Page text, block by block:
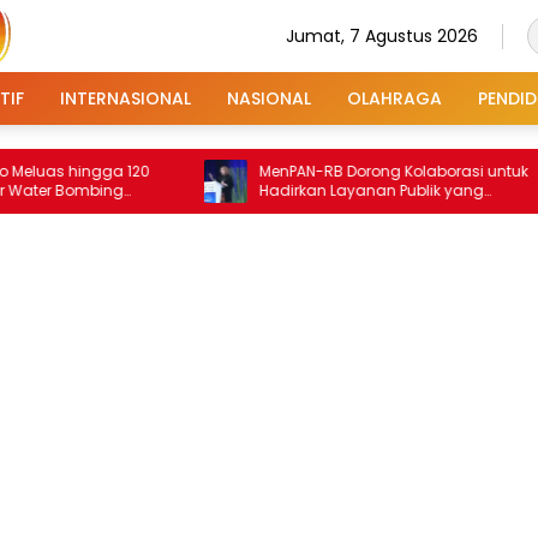
Jumat, 7 Agustus 2026
INTERNASIONAL NASIONAL OLAHRAGA
120
MenPAN-RB Dorong Kolaborasi untuk
Hadirkan Layanan Publik yang
Terintegrasi dan Inklusif